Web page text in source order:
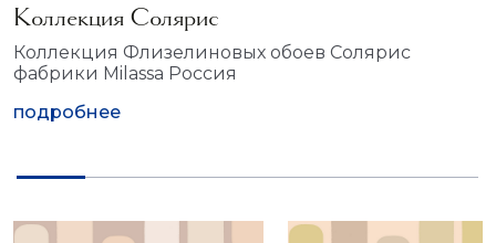
Коллекция Солярис
Коллекция Флизелиновых обоев Солярис
фабрики Milassa Россия
подробнее